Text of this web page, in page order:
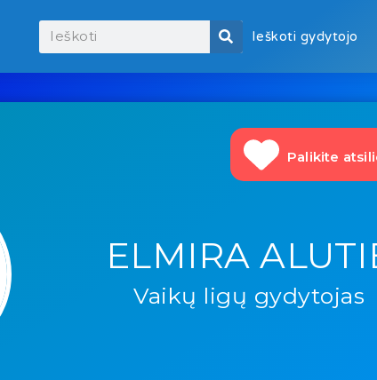
Ieškoti gydytojo
Palikite
ELMIRA
Vaikų ligų gydytojas